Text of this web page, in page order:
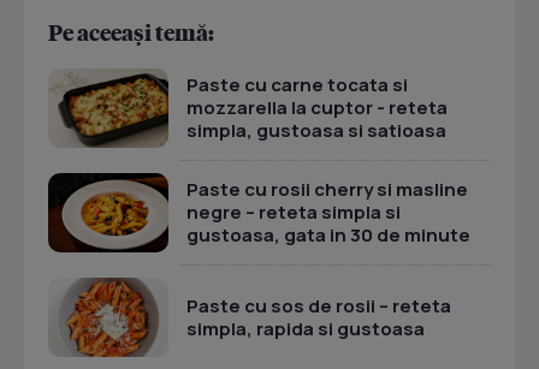
Pe aceeași temă:
Paste cu carne tocata si
mozzarella la cuptor - reteta
simpla, gustoasa si satioasa
Paste cu rosii cherry si masline
negre – reteta simpla si
gustoasa, gata in 30 de minute
Paste cu sos de rosii – reteta
simpla, rapida si gustoasa